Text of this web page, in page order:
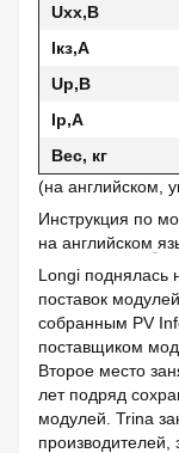
Uxx,В
Iкз,А
Uр,В
Ip,А
Вес, кг
(на английском,
Инструкция по
на английском
Longi поднялась
поставок
собранным PV
поставщиком
Второе место
лет подряд
модулей. Trina
производителей,